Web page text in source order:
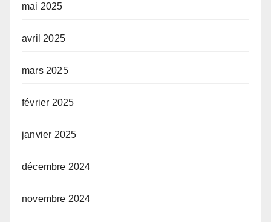
mai 2025
avril 2025
mars 2025
février 2025
janvier 2025
décembre 2024
novembre 2024